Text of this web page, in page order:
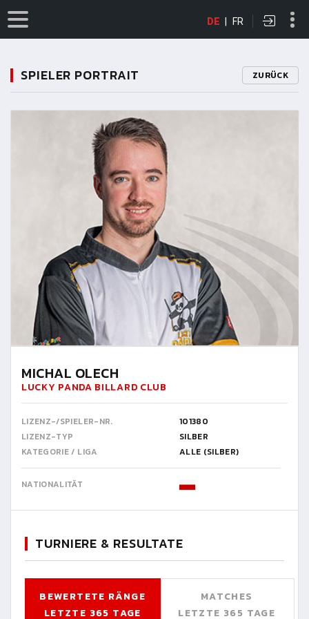
DE | FR
SPIELER PORTRAIT ZURÜCK
MICHAL OLECH
LUCKY PANDA BILLARD CLUB
LIZENZ-/SPIELER-NR.
101380
LIZENZ-TYP
SILBER
KATEGORIE / LIGA
ALLE (SILBER)
NATIONALITÄT
TURNIERE & RESULTATE
BEWERTETE RÄNGE
LETZTE 365 TAGE
MATCHES
LETZTE 365 TAGE